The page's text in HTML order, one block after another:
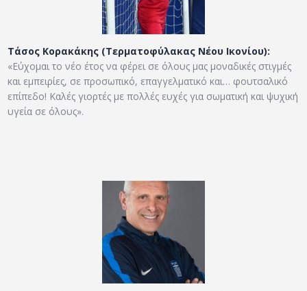
Τάσος Κορακάκης (Τερματοφύλακας Νέου Ικονίου):
«Εύχομαι το νέο έτος να φέρει σε όλους μας μοναδικές στιγμές
και εμπειρίες, σε προσωπικό, επαγγελματικό και… φουτσαλικό
επίπεδο! Καλές γιορτές με πολλές ευχές για σωματική και ψυχική
υγεία σε όλους».